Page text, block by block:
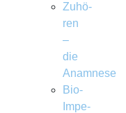
Zuhö­
ren
–
die
Anamnese
Bio-
Impe­